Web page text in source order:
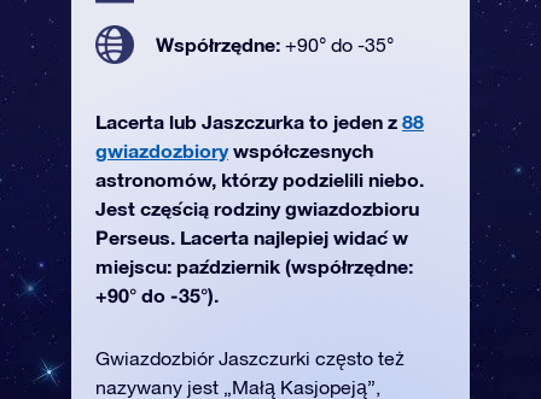
Współrzędne: +90° do -35°
Lacerta lub Jaszczurka to jeden z 88
gwiazdozbiorywspółczesnych
astronomów, którzy podzielili niebo.
Jest częścią rodziny gwiazdozbioru
Perseus. Lacerta najlepiej widać w
miejscu: październik (współrzędne:
+90° do -35°).
Gwiazdozbiór Jaszczurki często też
nazywany jest „Małą Kasjopeją”,